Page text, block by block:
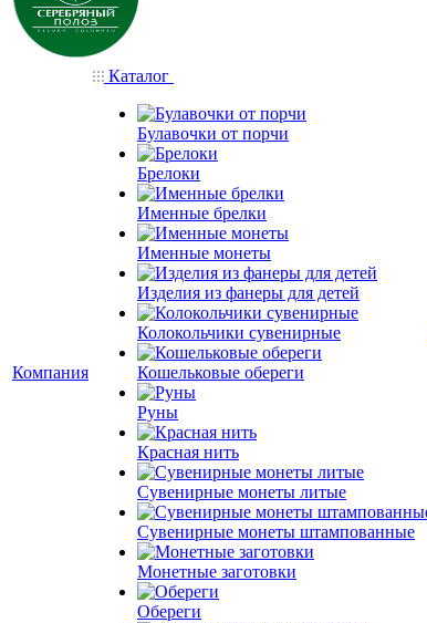
Компания
Каталог
Булавочки от порчи
Брелоки
Именные брелки
Именные монеты
Изделия из фанеры для детей
Колокольчики сувенирные
Кошельковые обереги
Руны
Красная нить
Сувенирные монеты литые
Сувенирные монеты штампованные
Монетные заготовки
Обереги